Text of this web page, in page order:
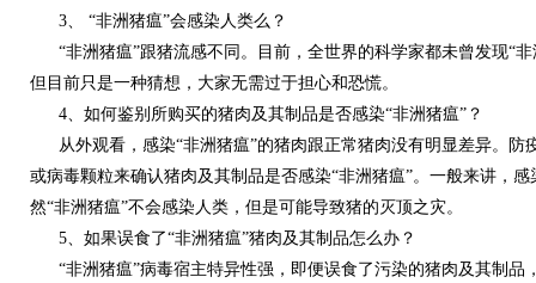
3、 “非洲猪瘟”会感染人类么？
“非洲猪瘟”跟猪流感不同。目前，全世界的科学家都未曾发现“
但目前只是一种猜想，大家无需过于担心和恐慌。
4、如何鉴别所购买的猪肉及其制品是否感染“非洲猪瘟”？
从外观看，感染“非洲猪瘟”的猪肉跟正常猪肉没有明显差异。防
或病毒颗粒来确认猪肉及其制品是否感染“非洲猪瘟”。一般来讲，
然“非洲猪瘟”不会感染人类，但是可能导致猪的灭顶之灾。
5、如果误食了“非洲猪瘟”猪肉及其制品怎么办？
“非洲猪瘟”病毒宿主特异性强，即便误食了污染的猪肉及其制品